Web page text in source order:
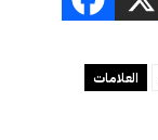
العلامات